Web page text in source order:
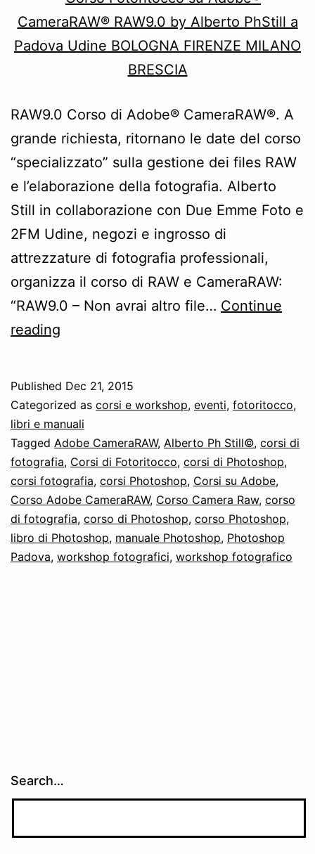
RAW9.0 Corso di Adobe® CameraRAW®. A
grande richiesta, ritornano le date del corso
“specializzato” sulla gestione dei files RAW
e l’elaborazione della fotografia. Alberto
Still in collaborazione con Due Emme Foto e
2FM Udine, negozi e ingrosso di
attrezzature di fotografia professionali,
organizza il corso di RAW e CameraRAW:
“RAW9.0 – Non avrai altro file… Continue
reading
del
corso
su
Adobe®
CameraRAW®
!
Published Dec 21, 2015
Categorized as corsi e workshop, eventi, fotoritocco,
libri e manuali
Tagged Adobe CameraRAW, Alberto Ph Still©, corsi di
fotografia, Corsi di Fotoritocco, corsi di Photoshop,
corsi fotografia, corsi Photoshop, Corsi su Adobe,
Corso Adobe CameraRAW, Corso Camera Raw, corso
di fotografia, corso di Photoshop, corso Photoshop,
libro di Photoshop, manuale Photoshop, Photoshop
Padova, workshop fotografici, workshop fotografico
Search…